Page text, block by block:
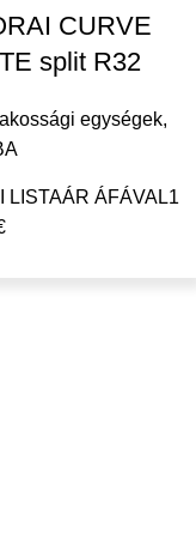
CURVE
split R32
egységek,
LISTAÁR ÁFÁVAL1